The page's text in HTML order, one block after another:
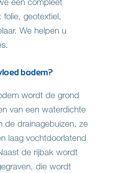
geotextiel,
We helpen u
bodem?
wordt de grond
van een waterdichte
de drainagebuizen, ze
laag vochtdoorlatend
de rijbak wordt
die wordt